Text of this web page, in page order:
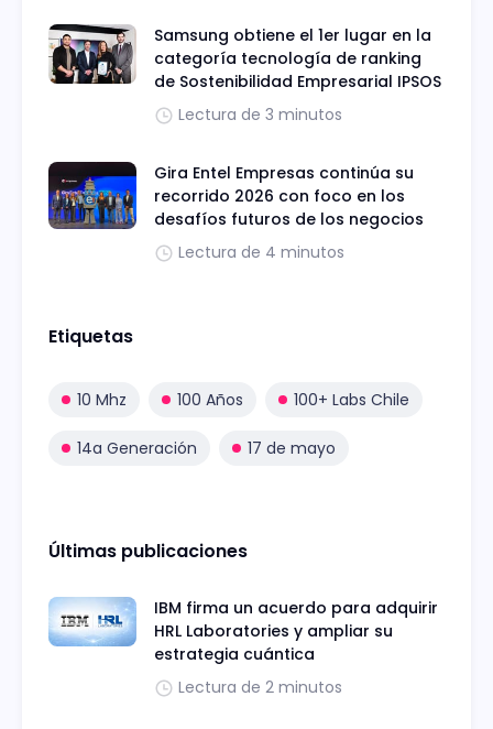
Samsung obtiene el 1er lugar en la
categoría tecnología de ranking
de Sostenibilidad Empresarial IPSOS
Lectura de 3 minutos
Gira Entel Empresas continúa su
recorrido 2026 con foco en los
desafíos futuros de los negocios
Lectura de 4 minutos
Etiquetas
10 Mhz 100 Años 100+ Labs Chile
14a Generación 17 de mayo
Últimas publicaciones
IBM firma un acuerdo para adquirir
HRL Laboratories y ampliar su
estrategia cuántica
Lectura de 2 minutos